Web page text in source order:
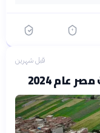
قبل شهرين
عام 2024